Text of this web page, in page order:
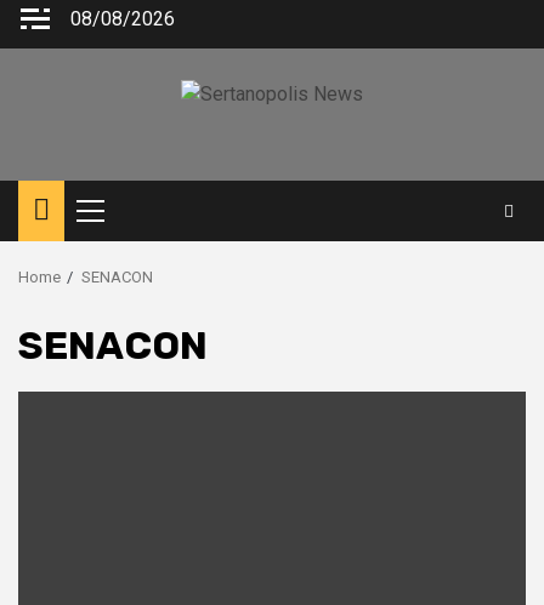
08/08/2026
Home SENACON
SENACON